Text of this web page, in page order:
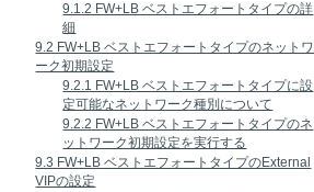
9.1.2 FW+LB ベストエフォートタイプの詳
細
9.2 FW+LB ベストエフォートタイプのネットワ
ーク初期設定
9.2.1 FW+LB ベストエフォートタイプに設
定可能なネットワーク種別について
9.2.2 FW+LB ベストエフォートタイプのネ
ットワーク初期設定を実行する
9.3 FW+LB ベストエフォートタイプのExternal
VIPの設定